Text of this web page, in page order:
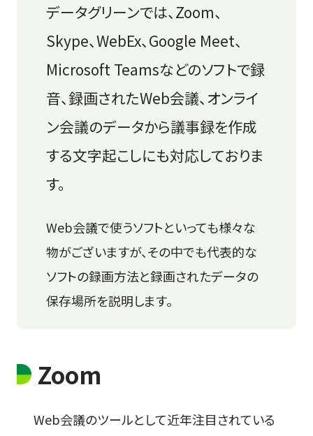
データグリーンでは、Zoom、
Skype、WebEx、Google Meet、
Microsoft Teamsなどのソフトで録
音、録画されたWeb会議、オンライ
ン会議のデータから議事録を作成
する文字起こしにも対応しておりま
す。
Web会議で使うソフトといっても様々な
物がございますが、その中でも代表的な
ソフトの録画方法と録画されたデータの
保存場所を説明します。
Zoom
Web会議のツールとして近年注目されている